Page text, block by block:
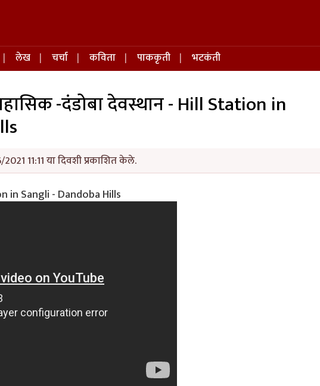
लेख चर्चा कविता पाककृती
भटकंती
-दंडोबा देवस्थान - Hill Station in
11:11 या दिवशी प्रकाशित केले.
in Sangli - Dandoba Hills